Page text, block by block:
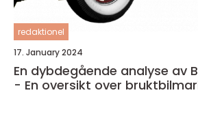
redaktionel
17. January 2024
En dybdegående analyse av
- En oversikt over